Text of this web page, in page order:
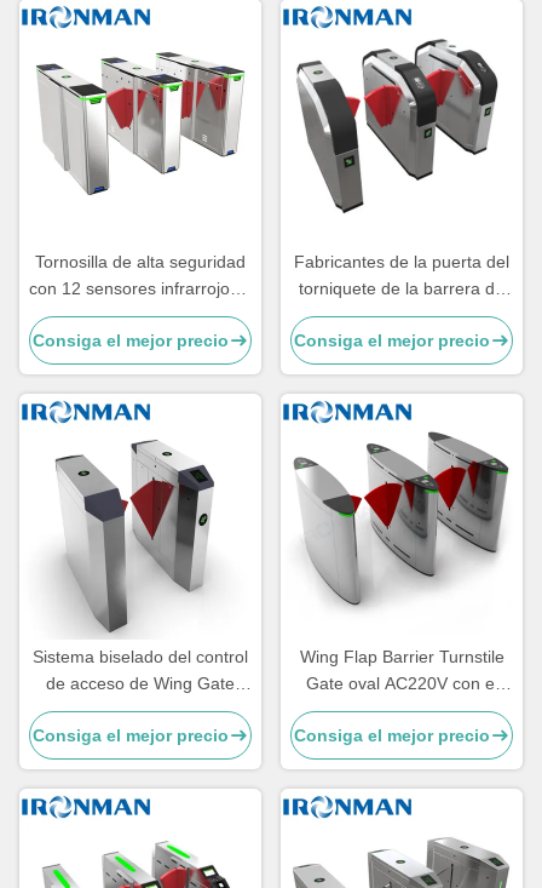
Tornosilla de alta seguridad
con 12 sensores infrarrojos y
una puerta de control de
acceso con engranaje de
acero inoxidable 304
Consiga el mejor precio
Fabricantes de la puerta del
torniquete de la barrera de
la aleta del control de
acceso para el término de
autobuses
Consiga el mejor precio
Sistema biselado del control
de acceso de Wing Gate
Turnstile Flap Barrier del
arco
Consiga el mejor precio
Wing Flap Barrier Turnstile
Gate oval AC220V con el
motor sin cepillo de DC
Consiga el mejor precio